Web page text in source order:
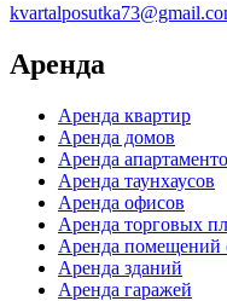
Аренда
Аренда квартир
Аренда домов
Аренда
Аренда таунхаусов
Аренда офисов
Аренда торговых
Аренда помещений
Аренда зданий
Аренда гаражей